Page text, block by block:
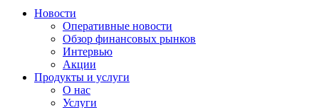
Новости
Оперативные новости
Обзор финансовых рынков
Интервью
Акции
Продукты и услуги
О нас
Услуги